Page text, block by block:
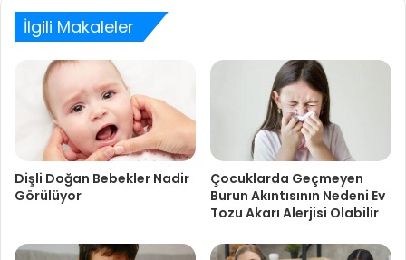
İlgili Makaleler
Dişli Doğan Bebekler Nadir
Görülüyor
Çocuklarda Geçmeyen
Burun Akıntısının Nedeni Ev
Tozu Akarı Alerjisi Olabilir